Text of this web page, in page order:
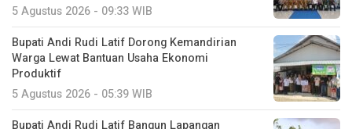
5 Agustus 2026 - 09:33 WIB
Bupati Andi Rudi Latif Dorong Kemandirian
Warga Lewat Bantuan Usaha Ekonomi
Produktif
5 Agustus 2026 - 05:39 WIB
Bupati Andi Rudi Latif Bangun Lapangan